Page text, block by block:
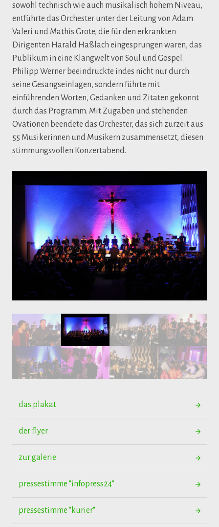
sowohl technisch wie auch musikalisch hohem Niveau,
entführte das Orchester unter der Leitung von Adam
Valeri und Mathis Grote, die für den erkrankten
Dirigenten Harald Haßlach eingesprungen waren, das
Publikum in eine Klangwelt von Soul und Gospel.
Philipp Werner beeindruckte indes nicht nur durch
seine Gesangseinlagen, sondern führte mit
einführenden Worten, Gedanken und Zitaten gekonnt
durch das Programm. Mit Zugaben und stehenden
Ovationen beendete das Orchester, das sich zurzeit aus
55 Musikerinnen und Musikern zusammensetzt, diesen
stimmungsvollen Konzertabend.
das plakat
der flyer
zur galerie
pressestimme "infopress24"
pressestimme "kurier"